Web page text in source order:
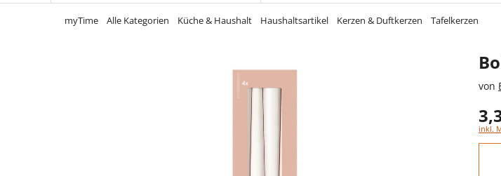
myTime Alle Kategorien Küche & Haushalt Haushaltsartikel Kerzen & Duftkerzen Tafelkerzen
von
inkl.